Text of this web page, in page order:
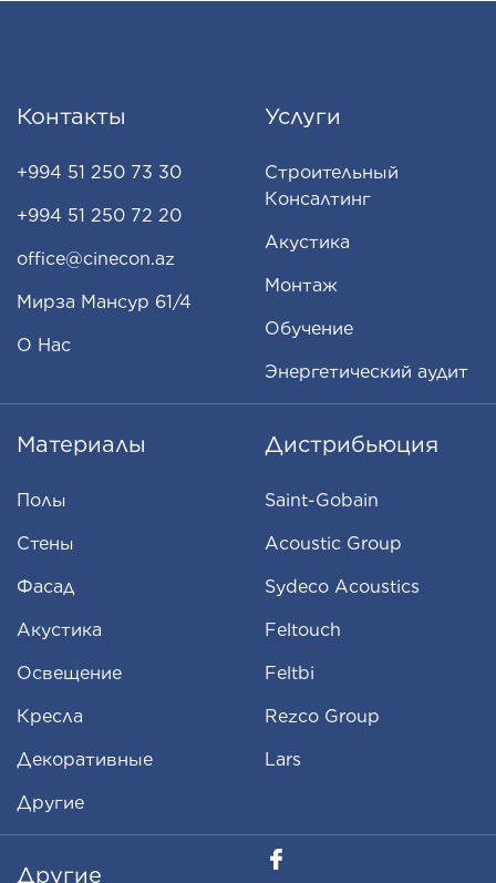
Контакты
+994 51 250 73 30
+994 51 250 72 20
office@cinecon.az
Мирза Мансур 61/4
О Нас
Услуги
Строительный
Консалтинг
Акустика
Монтаж
Обучение
Энергетический аудит
Материалы
Полы
Стены
Фасад
Aкустика
Освещение
Кресла
Декоративные
Другие
Дистрибьюция
Saint-Gobain
Acoustic Group
Sydeco Acoustics
Feltouch
Feltbi
Rezco Group
Lars
Другие